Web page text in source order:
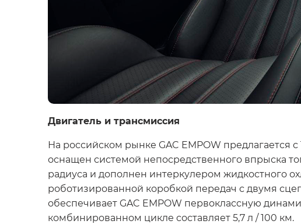
Двигатель и трансмиссия
На российском рынке GAC EMPOW
оснащен системой непосредственного впрыска
радиуса и дополнен интеркулером жидкостного
роботизированной коробкой передач с двумя
обеспечивает GAC EMPOW первоклассную
комбинированном цикле составляет 5,7 л / 100 км.